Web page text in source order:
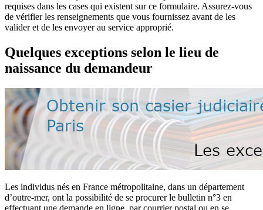
requises dans les cases qui existent sur ce formulaire. Assurez-vous
de vérifier les renseignements que vous fournissez avant de les
valider et de les envoyer au service approprié.
Quelques exceptions selon le lieu de
naissance du demandeur
Les individus nés en France métropolitaine, dans un département
d’outre-mer, ont la possibilité de se procurer le bulletin n°3 en
effectuant une demande en ligne, par courrier postal ou en se